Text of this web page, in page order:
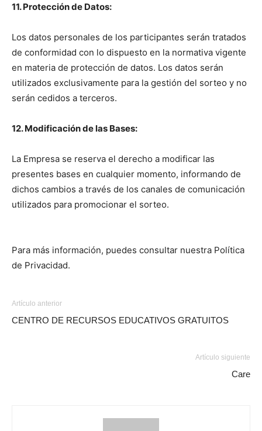
11. Protección de Datos:
Los datos personales de los participantes serán tratados
de conformidad con lo dispuesto en la normativa vigente
en materia de protección de datos. Los datos serán
utilizados exclusivamente para la gestión del sorteo y no
serán cedidos a terceros.
12. Modificación de las Bases:
La Empresa se reserva el derecho a modificar las
presentes bases en cualquier momento, informando de
dichos cambios a través de los canales de comunicación
utilizados para promocionar el sorteo.
Para más información, puedes consultar nuestra Política
de Privacidad.
Artículo anterior
CENTRO DE RECURSOS EDUCATIVOS GRATUITOS
Artículo siguiente
Care